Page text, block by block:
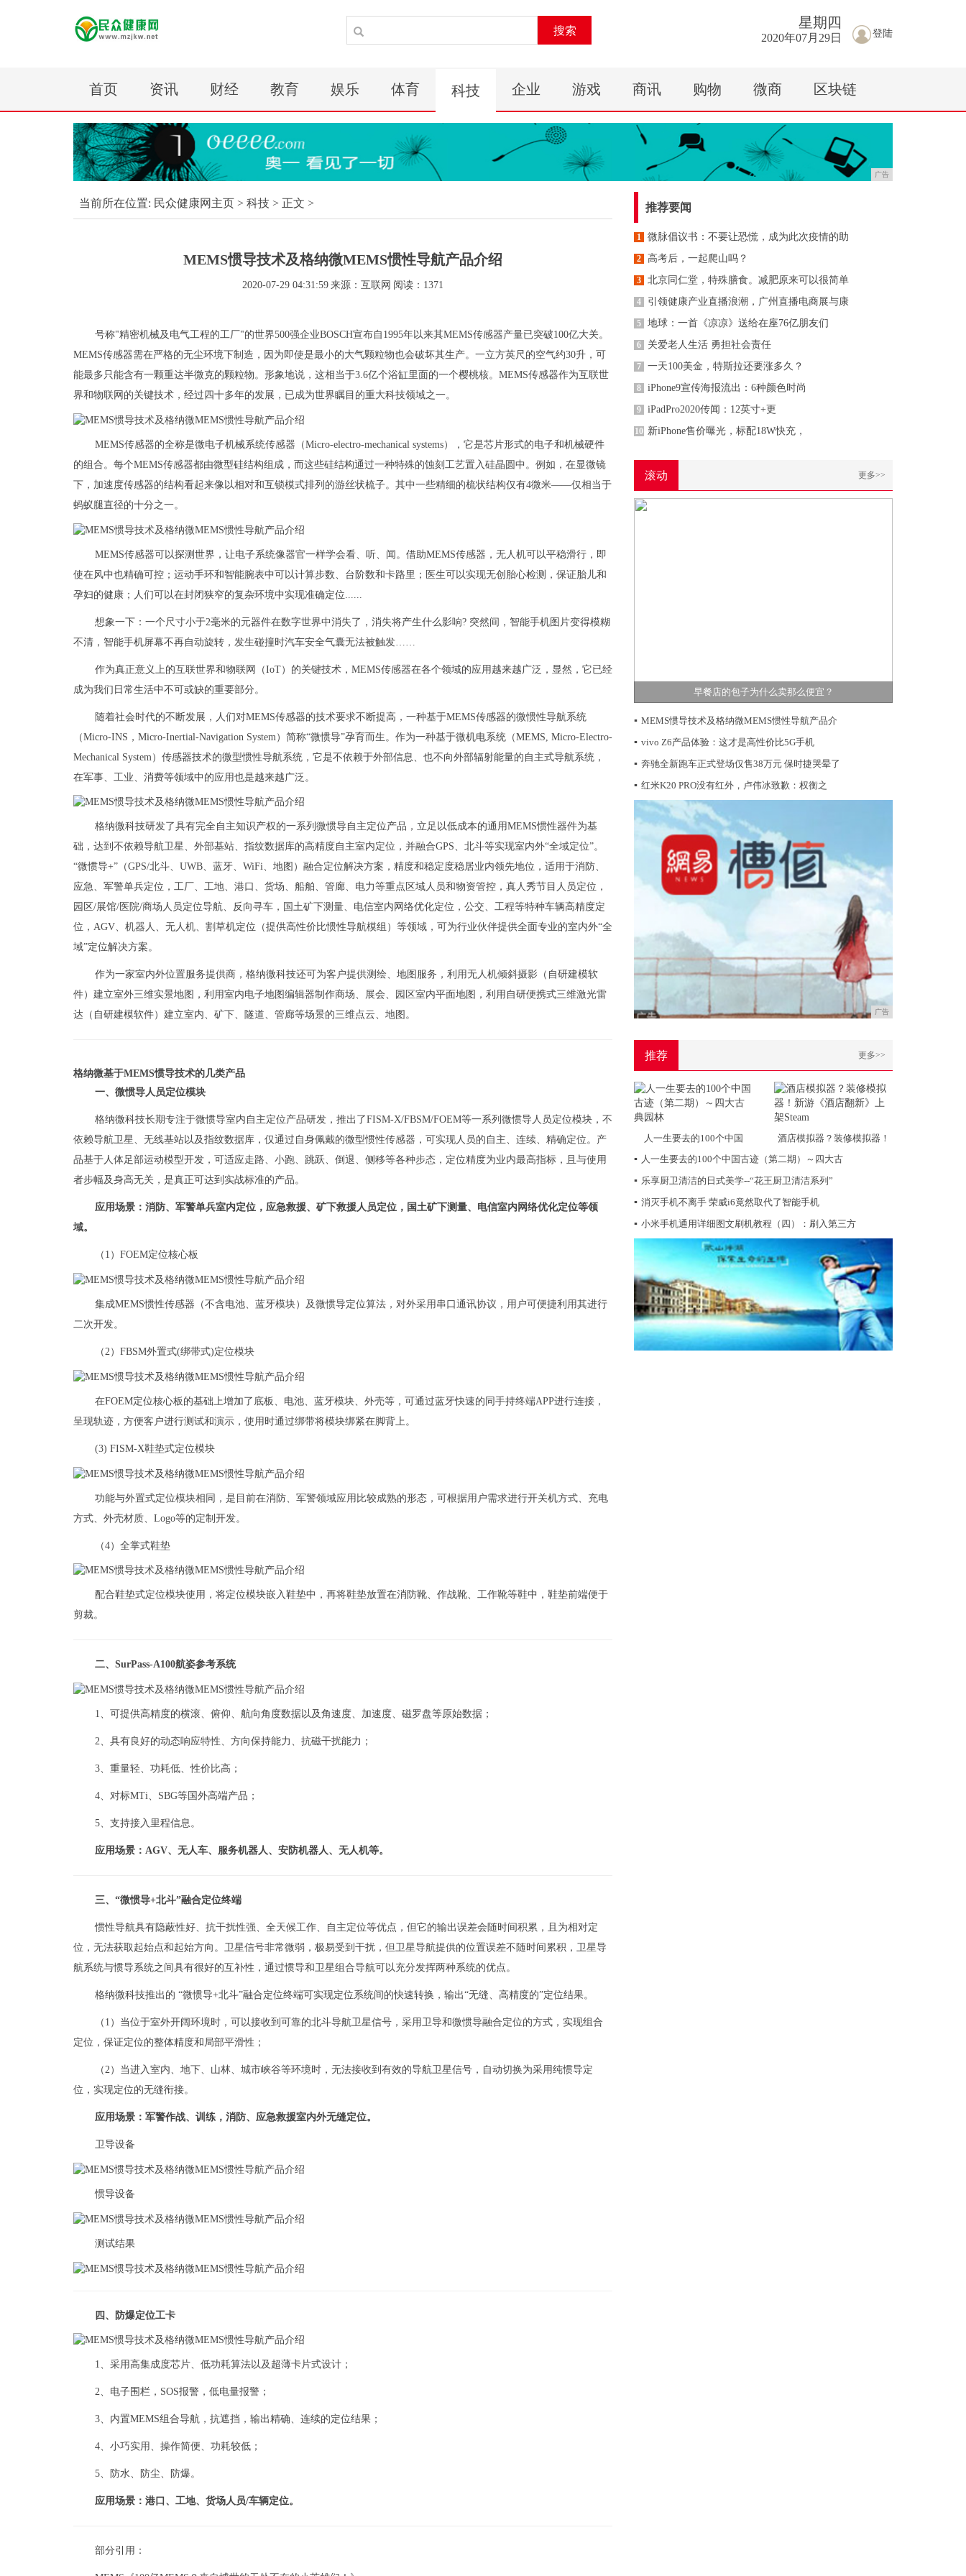
搜索 登陆
星期 四
2020年07月29日
首页 资讯 财经 教育 娱乐 体育 科技 企业 游戏 商讯 购物 微商 区块链
广告
当前所在位置: 民众健康网主页 > 科技 > 正文 >
MEMS惯导技术及格纳微MEMS惯性导航产品介绍
2020-07-29 04:31:59 来源：互联网 阅读：1371
号称"精密机械及电气工程的工厂"的世界500强企业BOSCH宣布自1995年以来其MEMS传感器产量已突破100亿大关。
MEMS传感器需在严格的无尘环境下制造，因为即使是最小的大气颗粒物也会破坏其生产。一立方英尺的空气约30升，可
能最多只能含有一颗重达半微克的颗粒物。形象地说，这相当于3.6亿个浴缸里面的一个樱桃核。MEMS传感器作为互联世
界和物联网的关键技术，经过四十多年的发展，已成为世界瞩目的重大科技领域之一。
MEMS传感器的全称是微电子机械系统传感器（Micro-electro-mechanical systems），它是芯片形式的电子和机械硬件
的组合。每个MEMS传感器都由微型硅结构组成，而这些硅结构通过一种特殊的蚀刻工艺置入硅晶圆中。例如，在显微镜
下，加速度传感器的结构看起来像以相对和互锁模式排列的游丝状梳子。其中一些精细的梳状结构仅有4微米——仅相当于
蚂蚁腿直径的十分之一。
MEMS传感器可以探测世界，让电子系统像器官一样学会看、听、闻。借助MEMS传感器，无人机可以平稳滑行，即
使在风中也精确可控；运动手环和智能腕表中可以计算步数、台阶数和卡路里；医生可以实现无创胎心检测，保证胎儿和
孕妇的健康；人们可以在封闭狭窄的复杂环境中实现准确定位......
想象一下：一个尺寸小于2毫米的元器件在数字世界中消失了，消失将产生什么影响? 突然间，智能手机图片变得模糊
不清，智能手机屏幕不再自动旋转，发生碰撞时汽车安全气囊无法被触发……
作为真正意义上的互联世界和物联网（IoT）的关键技术，MEMS传感器在各个领域的应用越来越广泛，显然，它已经
成为我们日常生活中不可或缺的重要部分。
随着社会时代的不断发展，人们对MEMS传感器的技术要求不断提高，一种基于MEMS传感器的微惯性导航系统
（Micro-INS，Micro-Inertial-Navigation System）简称“微惯导”孕育而生。作为一种基于微机电系统（MEMS, Micro-Electro-
Mechanical System）传感器技术的微型惯性导航系统，它是不依赖于外部信息、也不向外部辐射能量的自主式导航系统，
在军事、工业、消费等领域中的应用也是越来越广泛。
格纳微科技研发了具有完全自主知识产权的一系列微惯导自主定位产品，立足以低成本的通用MEMS惯性器件为基
础，达到不依赖导航卫星、外部基站、指纹数据库的高精度自主室内定位，并融合GPS、北斗等实现室内外“全域定位”。
“微惯导+”（GPS/北斗、UWB、蓝牙、WiFi、地图）融合定位解决方案，精度和稳定度稳居业内领先地位，适用于消防、
应急、军警单兵定位，工厂、工地、港口、货场、船舶、管廊、电力等重点区域人员和物资管控，真人秀节目人员定位，
园区/展馆/医院/商场人员定位导航、反向寻车，国土矿下测量、电信室内网络优化定位，公交、工程等特种车辆高精度定
位，AGV、机器人、无人机、割草机定位（提供高性价比惯性导航模组）等领域，可为行业伙伴提供全面专业的室内外“全
域”定位解决方案。
作为一家室内外位置服务提供商，格纳微科技还可为客户提供测绘、地图服务，利用无人机倾斜摄影（自研建模软
件）建立室外三维实景地图，利用室内电子地图编辑器制作商场、展会、园区室内平面地图，利用自研便携式三维激光雷
达（自研建模软件）建立室内、矿下、隧道、管廊等场景的三维点云、地图。
格纳微基于MEMS惯导技术的几类产品
一、微惯导人员定位模块
格纳微科技长期专注于微惯导室内自主定位产品研发，推出了FISM-X/FBSM/FOEM等一系列微惯导人员定位模块，不
依赖导航卫星、无线基站以及指纹数据库，仅通过自身佩戴的微型惯性传感器，可实现人员的自主、连续、精确定位。产
品基于人体足部运动模型开发，可适应走路、小跑、跳跃、倒退、侧移等各种步态，定位精度为业内最高指标，且与使用
者步幅及身高无关，是真正可达到实战标准的产品。
应用场景：消防、军警单兵室内定位，应急救援、矿下救援人员定位，国土矿下测量、电信室内网络优化定位等领
域。
（1）FOEM定位核心板
集成MEMS惯性传感器（不含电池、蓝牙模块）及微惯导定位算法，对外采用串口通讯协议，用户可便捷利用其进行
二次开发。
（2）FBSM外置式(绑带式)定位模块
在FOEM定位核心板的基础上增加了底板、电池、蓝牙模块、外壳等，可通过蓝牙快速的同手持终端APP进行连接，
呈现轨迹，方便客户进行测试和演示，使用时通过绑带将模块绑紧在脚背上。
(3) FISM-X鞋垫式定位模块
功能与外置式定位模块相同，是目前在消防、军警领域应用比较成熟的形态，可根据用户需求进行开关机方式、充电
方式、外壳材质、Logo等的定制开发。
（4）全掌式鞋垫
配合鞋垫式定位模块使用，将定位模块嵌入鞋垫中，再将鞋垫放置在消防靴、作战靴、工作靴等鞋中，鞋垫前端便于
剪裁。
二、SurPass-A100航姿参考系统
1、可提供高精度的横滚、俯仰、航向角度数据以及角速度、加速度、磁罗盘等原始数据；
2、具有良好的动态响应特性、方向保持能力、抗磁干扰能力；
3、重量轻、功耗低、性价比高；
4、对标MTi、SBG等国外高端产品；
5、支持接入里程信息。
应用场景：AGV、无人车、服务机器人、安防机器人、无人机等。
三、“微惯导+北斗”融合定位终端
惯性导航具有隐蔽性好、抗干扰性强、全天候工作、自主定位等优点，但它的输出误差会随时间积累，且为相对定
位，无法获取起始点和起始方向。卫星信号非常微弱，极易受到干扰，但卫星导航提供的位置误差不随时间累积，卫星导
航系统与惯导系统之间具有很好的互补性，通过惯导和卫星组合导航可以充分发挥两种系统的优点。
格纳微科技推出的 “微惯导+北斗”融合定位终端可实现定位系统间的快速转换，输出“无缝、高精度的”定位结果。
（1）当位于室外开阔环境时，可以接收到可靠的北斗导航卫星信号，采用卫导和微惯导融合定位的方式，实现组合
定位，保证定位的整体精度和局部平滑性；
（2）当进入室内、地下、山林、城市峡谷等环境时，无法接收到有效的导航卫星信号，自动切换为采用纯惯导定
位，实现定位的无缝衔接。
应用场景：军警作战、训练，消防、应急救援室内外无缝定位。
卫导设备
惯导设备
测试结果
四、防爆定位工卡
1、采用高集成度芯片、低功耗算法以及超薄卡片式设计；
2、电子围栏，SOS报警，低电量报警；
3、内置MEMS组合导航，抗遮挡，输出精确、连续的定位结果；
4、小巧实用、操作简便、功耗较低；
5、防水、防尘、防爆。
应用场景：港口、工地、货场人员/车辆定位。
部分引用：
推荐要闻
1 微脉倡议书：不要让恐慌，成为此次疫情的助
2 高考后，一起爬山吗？
3 北京同仁堂，特殊膳食。减肥原来可以很简单
4 引领健康产业直播浪潮，广州直播电商展与康
5 地球：一首《凉凉》送给在座76亿朋友们
6 关爱老人生活 勇担社会责任
7 一天100美金，特斯拉还要涨多久？
8 iPhone9宣传海报流出：6种颜色时尚
9 iPadPro2020传闻：12英寸+更
10 新iPhone售价曝光，标配18W快充，
滚动 更多>>
早餐店的包子为什么卖那么便宜？
▪ MEMS惯导技术及格纳微MEMS惯性导航产品介
▪ vivo Z6产品体验：这才是高性价比5G手机
▪ 奔驰全新跑车正式登场仅售38万元 保时捷哭晕了
▪ 红米K20 PRO没有红外，卢伟冰致歉：权衡之
广告
推荐 更多>>
人一生要去的100个中国
酒店模拟器？装修模拟器！
▪ 人一生要去的100个中国古迹（第二期）～四大古
▪ 乐享厨卫清洁的日式美学--“花王厨卫清洁系列”
▪ 消灭手机不离手 荣威i6竟然取代了智能手机
▪ 小米手机通用详细图文刷机教程（四）：刷入第三方